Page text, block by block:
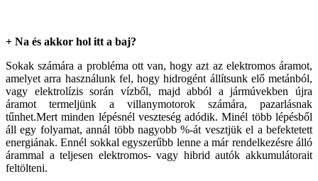
+ Na és akkor hol itt a baj?
Sokak számára a probléma ott van, hogy azt az elektromos áramot,
amelyet arra használunk fel, hogy hidrogént állítsunk elő metánból,
vagy elektrolízis során vízből, majd abból a jármúvekben újra
áramot termeljünk a villanymotorok számára, pazarlásnak
tűnhet.Mert minden lépésnél veszteség adódik. Minél több lépésből
áll egy folyamat, annál több nagyobb %-át vesztjük el a befektetett
energiának. Ennél sokkal egyszerűbb lenne a már rendelkezésre álló
árammal a teljesen elektromos- vagy hibrid autók akkumulátorait
feltölteni.